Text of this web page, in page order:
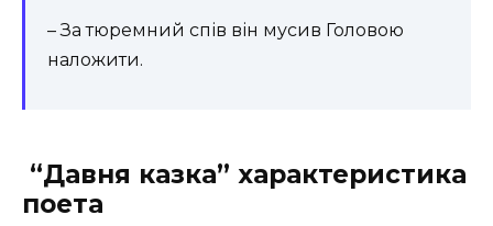
– За тюремний спів він мусив Головою
наложити.
“Давня казка” характеристика
поета